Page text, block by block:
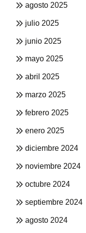
agosto 2025
julio 2025
junio 2025
mayo 2025
abril 2025
marzo 2025
febrero 2025
enero 2025
diciembre 2024
noviembre 2024
octubre 2024
septiembre 2024
agosto 2024